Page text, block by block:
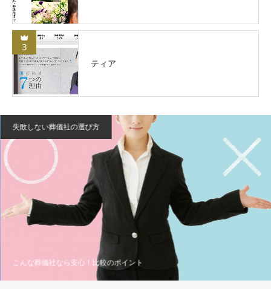
3
ティア
失敗しない葬儀社の選び方
こんな葬儀社なら安心！比較のポイント